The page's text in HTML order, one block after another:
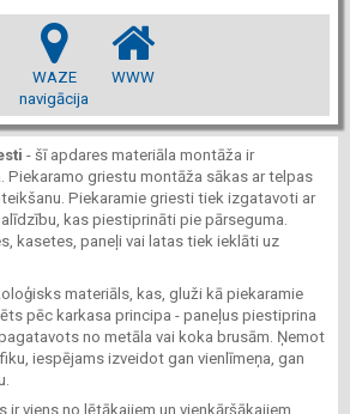
WAZE
navigācija
WWW
- šī apdares materiāla montāža ir
Piekaramo griestu montāža sākas ar telpas
Piekaramie griesti tiek izgatavoti ar
kas piestiprināti pie pārseguma.
kasetes, paneļi vai latas tiek ieklāti uz
materiāls, kas, gluži kā piekaramie
pēc karkasa principa - paneļus piestiprina
no metāla vai koka brusām. Ņemot
iespējams izveidot gan vienlīmeņa, gan
ir viens no lētākajiem un vienkāršākajiem